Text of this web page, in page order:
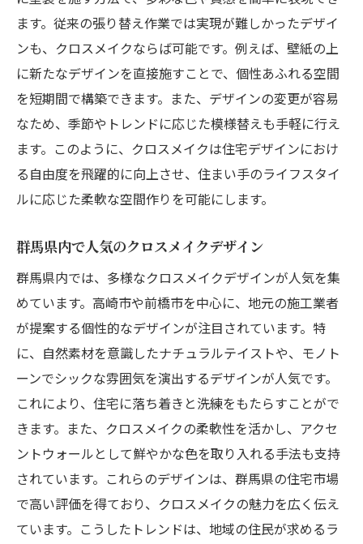
ます。従来の張り替え作業では実現が難しかったデザイ
ンも、クロスメイクならば可能です。例えば、壁紙の上
に新たなデザインを直接施すことで、個性あふれる空間
を短期間で構築できます。また、デザインの変更が容易
なため、季節やトレンドに応じた模様替えも手軽に行え
ます。このように、クロスメイクは住宅デザインにおけ
る自由度を飛躍的に向上させ、住まい手のライフスタイ
ルに応じた柔軟な空間作りを可能にします。
群馬県内で人気のクロスメイクデザイン
群馬県内では、多様なクロスメイクデザインが人気を集
めています。高崎市や前橋市を中心に、地元の施工業者
が提案する個性的なデザインが注目されています。特
に、自然素材を意識したナチュラルテイストや、モノト
ーンでシックな雰囲気を演出するデザインが人気です。
これにより、住宅に落ち着きと洗練をもたらすことがで
きます。また、クロスメイクの柔軟性を活かし、アクセ
ントウォールとして鮮やかな色を取り入れる手法も支持
されています。これらのデザインは、群馬県の住宅市場
で高い評価を得ており、クロスメイクの魅力を広く伝え
ています。こうしたトレンドは、地域の住民が求めるラ